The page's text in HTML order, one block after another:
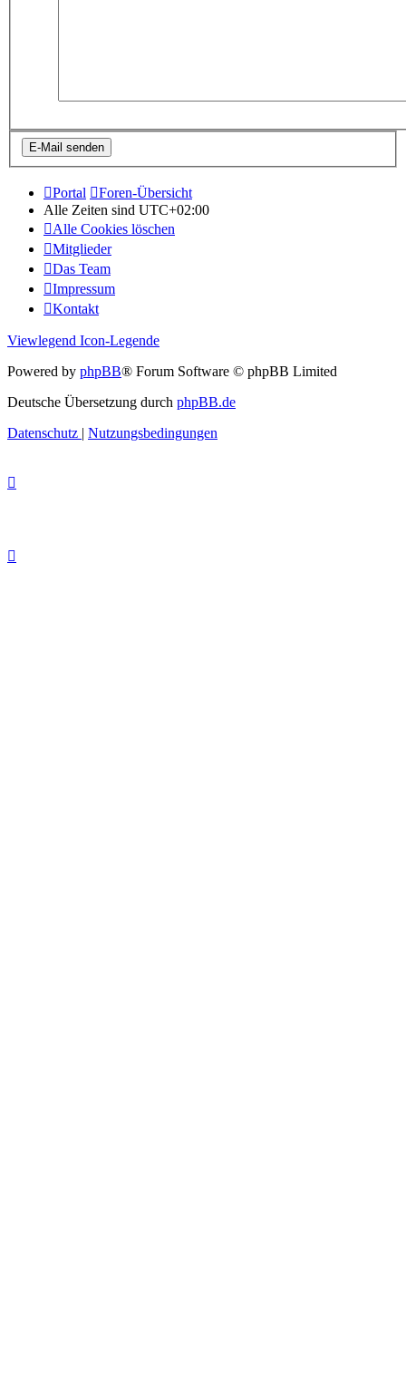
Portal
Foren-Übersicht
Alle Zeiten sind UTC+02:00
Alle Cookies löschen
Mitglieder
Das Team
Impressum
Kontakt
Viewlegend Icon-Legende
Powered by phpBB® Forum Software © phpBB Limited
Deutsche Übersetzung durch phpBB.de
Datenschutz | Nutzungsbedingungen